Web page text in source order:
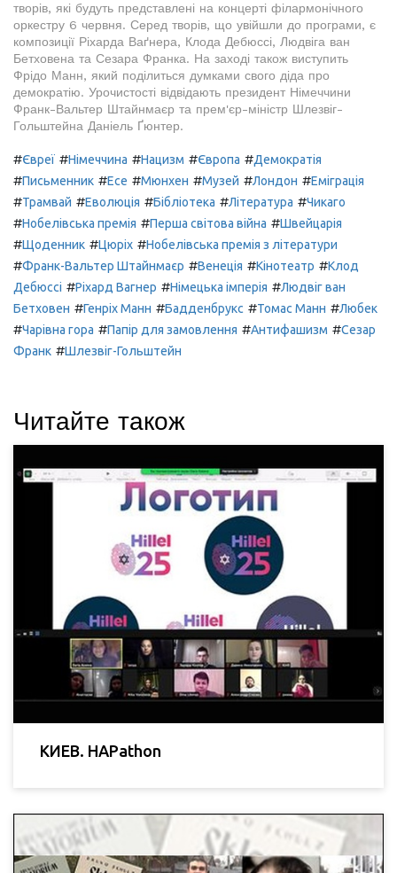
творів, які будуть представлені на концерті філармонічного
оркестру 6 червня. Серед творів, що увійшли до програми, є
композиції Ріхарда Ваґнера, Клода Дебюссі, Людвіга ван
Бетховена та Сезара Франка. На заході також виступить
Фрідо Манн, який поділиться думками свого діда про
демократію. Урочистості відвідають президент Німеччини
Франк-Вальтер Штайнмаєр та прем'єр-міністр Шлезвіг-
Гольштейна Даніель Ґюнтер.
#Євреї #Німеччина #Нацизм #Європа #Демократія
#Письменник #Есе #Мюнхен #Музей #Лондон #Еміграція
#Трамвай #Еволюція #Бібліотека #Література #Чикаго
#Нобелівська премія #Перша світова війна #Швейцарія
#Щоденник #Цюріх #Нобелівська премія з літератури
#Франк-Вальтер Штайнмаєр #Венеція #Кінотеатр #Клод
Дебюссі #Ріхард Вагнер #Німецька імперія #Людвіг ван
Бетховен #Генріх Манн #Бадденбрукс #Томас Манн #Любек
#Чарівна гора #Папір для замовлення #Антифашизм #Сезар
Франк #Шлезвіг-Гольштейн
Читайте також
КИЕВ. HAPathon